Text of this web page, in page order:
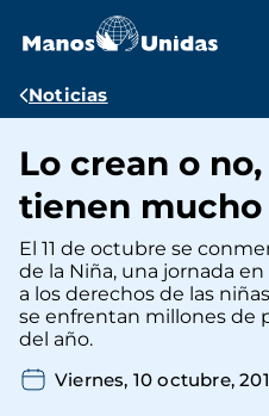
contenido
Ruta
navegación
Noticias
Lo crean o
tienen
El 11 de octubre se
de la Niña, una jornada
a los derechos de las
se enfrentan millones de
del año.
Viernes, 10 octubre,